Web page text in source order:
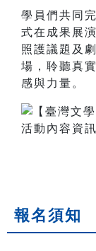
學員們共同
式在成果展
照護議題及
場，聆聽真
感與力量。
報名須知